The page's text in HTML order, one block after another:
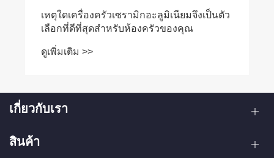
เหตุใดเครื่องครัวเซรามิกอะลูมิเนียมจึงเป็นตัว
เลือกที่ดีที่สุดสำหรับห้องครัวของคุณ
ดูเพิ่มเติม >>
เกี่ยวกับเรา
สินค้า